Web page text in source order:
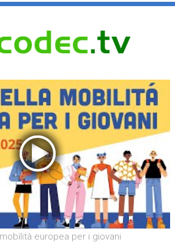
europea per i giovani